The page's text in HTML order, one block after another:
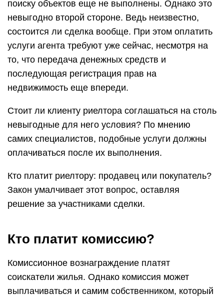
поиску объектов еще не выполнены. Однако это
невыгодно второй стороне. Ведь неизвестно,
состоится ли сделка вообще. При этом оплатить
услуги агента требуют уже сейчас, несмотря на
то, что передача денежных средств и
последующая регистрация прав на
недвижимость еще впереди.
Стоит ли клиенту риелтора соглашаться на столь
невыгодные для него условия? По мнению
самих специалистов, подобные услуги должны
оплачиваться после их выполнения.
Кто платит риелтору: продавец или покупатель?
Закон умалчивает этот вопрос, оставляя
решение за участниками сделки.
Кто платит комиссию?
Комиссионное вознаграждение платят
соискатели жилья. Однако комиссия может
выплачиваться и самим собственником, который